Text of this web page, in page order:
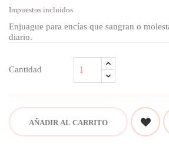
Impuestos incluidos
Enjuague para encías que sangran o
diario.
Cantidad
AÑADIR AL CARRITO